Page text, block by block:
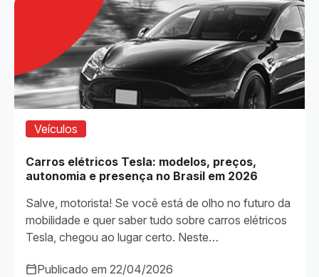
Veículos
Carros elétricos Tesla: modelos, preços,
autonomia e presença no Brasil em 2026
Salve, motorista! Se você está de olho no futuro da
mobilidade e quer saber tudo sobre carros elétricos
Tesla, chegou ao lugar certo. Neste…
Publicado em 22/04/2026